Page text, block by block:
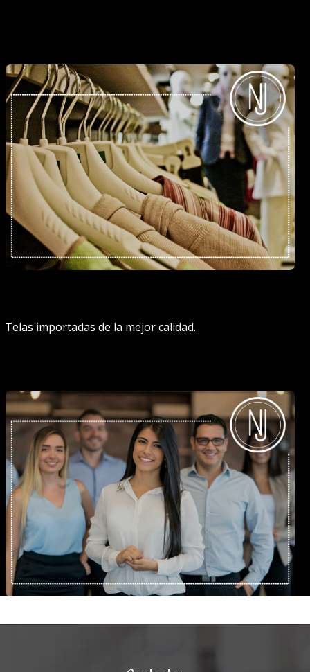
Telas importadas de la mejor calidad.